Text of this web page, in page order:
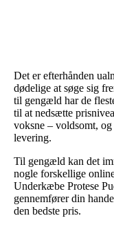
Det er efterhånden
dødelige at søge sig
til gengæld har de
til at nedsætte
voksne – voldsomt,
levering.
Til gengæld kan det
nogle forskellige
Underkæbe Protese
gennemfører din
den bedste pris.